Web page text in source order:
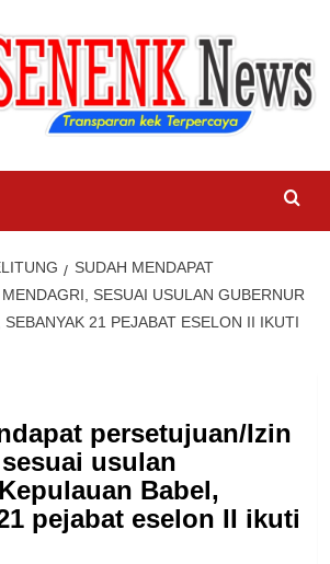
SUDAH MENDAPAT
SESUAI USULAN GUBERNUR
21 PEJABAT ESELON II IKUTI
persetujuan/Izin
usulan
Babel,
pejabat eselon II ikuti